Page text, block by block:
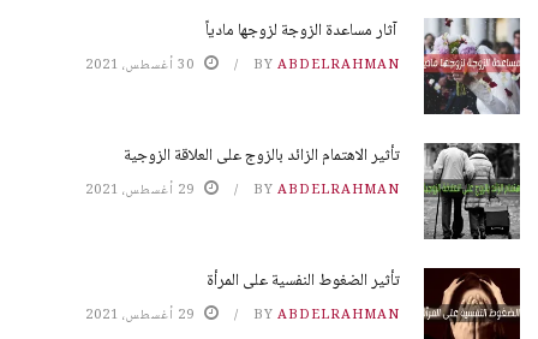
آثار مساعدة الزوجة لزوجها مادياً
BY ABDELRAHMAN 30 أغسطس، 2021
تأثير الاهتمام الزائد بالزوج على العلاقة الزوجية
BY ABDELRAHMAN 29 أغسطس، 2021
تأثير الضغوط النفسية على المرأة
BY ABDELRAHMAN 29 أغسطس، 2021